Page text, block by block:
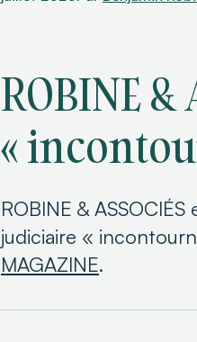
ROBINE &
«
ROBINE &
judiciaire «
MAGAZINE.